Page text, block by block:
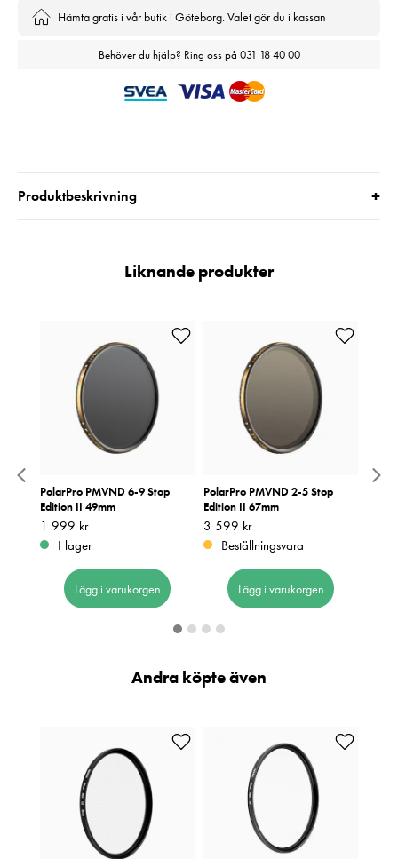
Hämta gratis i vår butik i Göteborg. Valet gör du i kassan
Behöver du hjälp? Ring oss på 031 18 40 00
Produktbeskrivning +
Liknande produkter
PolarPro PMVND 6-9 Stop
Edition II 49mm
Pris:1 999 kr
1 999 kr
I lager
Lägg i varukorgen
PolarPro PMVND 2-5 Stop
Edition II 67mm
Pris:3 599 kr
3 599 kr
Beställningsvara
Lägg i varukorgen
Andra köpte även